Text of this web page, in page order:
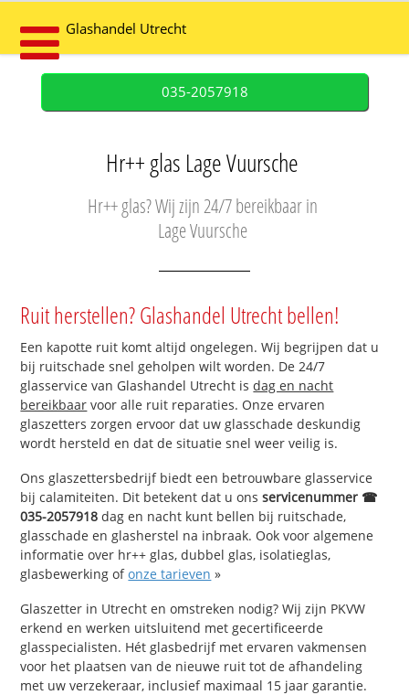
Glashandel Utrecht
035-2057918
Hr++ glas Lage Vuursche
Hr++ glas? Wij zijn 24/7 bereikbaar in
Lage Vuursche
Ruit herstellen? Glashandel Utrecht bellen!
Een kapotte ruit komt altijd ongelegen. Wij begrijpen dat u
bij ruitschade snel geholpen wilt worden. De 24/7
glasservice van Glashandel Utrecht isdag en nacht
bereikbaar voor alle ruit reparaties. Onze ervaren
glaszetters zorgen ervoor dat uw glasschade deskundig
wordt hersteld en dat de situatie snel weer veilig is.
Ons glaszettersbedrijf biedt een betrouwbare glasservice
bij calamiteiten. Dit betekent dat u onsservicenummer ☎
035-2057918 dag en nacht kunt bellen bij ruitschade,
glasschade en glasherstel na inbraak. Ook voor algemene
informatie over hr++ glas, dubbel glas, isolatieglas,
glasbewerking ofonze tarieven »
Glaszetter in Utrecht en omstreken nodig? Wij zijn PKVW
erkend en werken uitsluitend met gecertificeerde
glasspecialisten. Hét glasbedrijf met ervaren vakmensen
voor het plaatsen van de nieuwe ruit tot de afhandeling
met uw verzekeraar, inclusief maximaal 15 jaar garantie.